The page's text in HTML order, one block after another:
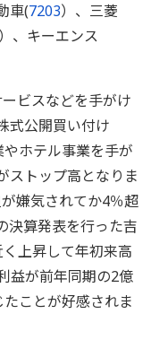
車(7203）、三菱
）、キーエンス
ビスなどを手がけ
式公開買い付け
やホテル事業を手が
ストップ高となりま
嫌気されてか4％超
決算発表を行った吉
上昇して年初来高
益が前年同期の2億
ことが好感されま